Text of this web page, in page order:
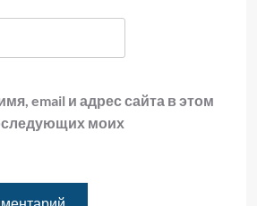
email и адрес сайта в этом
моих